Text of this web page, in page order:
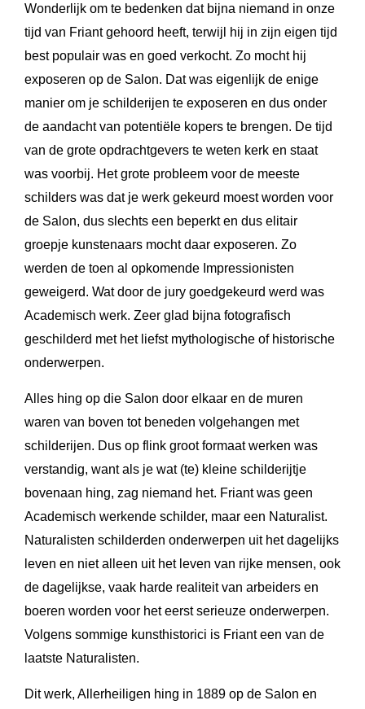
Wonderlijk om te bedenken dat bijna niemand in onze
tijd van Friant gehoord heeft, terwijl hij in zijn eigen tijd
best populair was en goed verkocht. Zo mocht hij
exposeren op de Salon. Dat was eigenlijk de enige
manier om je schilderijen te exposeren en dus onder
de aandacht van potentiële kopers te brengen. De tijd
van de grote opdrachtgevers te weten kerk en staat
was voorbij. Het grote probleem voor de meeste
schilders was dat je werk gekeurd moest worden voor
de Salon, dus slechts een beperkt en dus elitair
groepje kunstenaars mocht daar exposeren. Zo
werden de toen al opkomende Impressionisten
geweigerd. Wat door de jury goedgekeurd werd was
Academisch werk. Zeer glad bijna fotografisch
geschilderd met het liefst mythologische of historische
onderwerpen.
Alles hing op die Salon door elkaar en de muren
waren van boven tot beneden volgehangen met
schilderijen. Dus op flink groot formaat werken was
verstandig, want als je wat (te) kleine schilderijtje
bovenaan hing, zag niemand het. Friant was geen
Academisch werkende schilder, maar een Naturalist.
Naturalisten schilderden onderwerpen uit het dagelijks
leven en niet alleen uit het leven van rijke mensen, ook
de dagelijkse, vaak harde realiteit van arbeiders en
boeren worden voor het eerst serieuze onderwerpen.
Volgens sommige kunsthistorici is Friant een van de
laatste Naturalisten.
Dit werk, Allerheiligen hing in 1889 op de Salon en